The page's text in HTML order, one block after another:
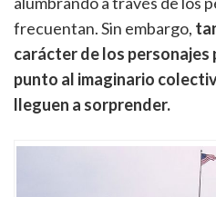
frecuentan. Sin embargo,
carácter de los
punto al imaginario
lleguen a sorprender.